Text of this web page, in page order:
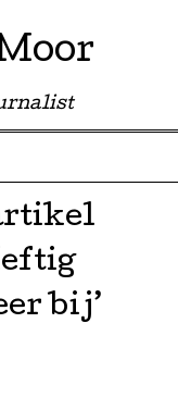
bij’